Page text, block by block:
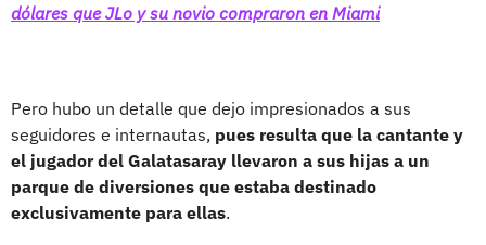
dólares que JLo y su novio compraron en Miami
Pero hubo un detalle que dejo impresionados a sus
seguidores e internautas, pues resulta que la cantante y
el jugador del Galatasaray llevaron a sus hijas a un
parque de diversiones que estaba destinado
exclusivamente para ellas.